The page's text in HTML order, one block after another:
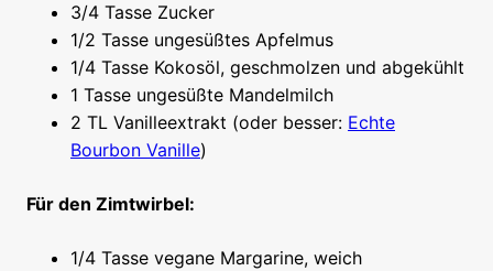
3/4 Tasse Zucker
1/2 Tasse ungesüßtes Apfelmus
1/4 Tasse Kokosöl, geschmolzen und abgekühlt
1 Tasse ungesüßte Mandelmilch
2 TL Vanilleextrakt (oder besser: Echte
Bourbon Vanille)
Für den Zimtwirbel:
1/4 Tasse vegane Margarine, weich